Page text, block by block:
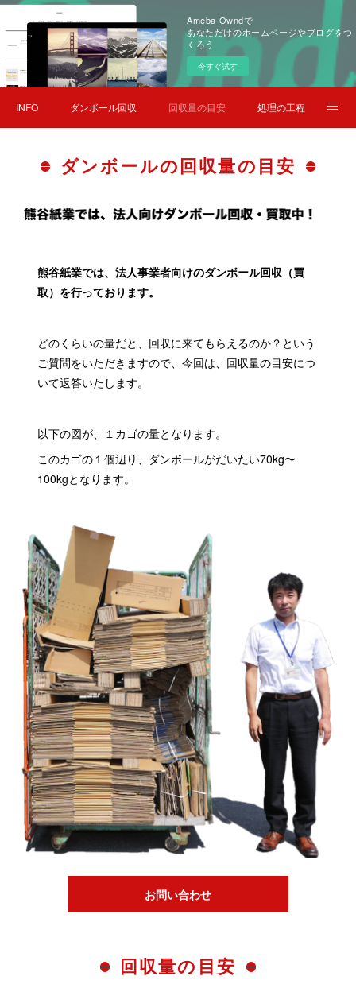
Ameba Owndで
あなただけのホームページやブログをつ
くろう
今すぐ試す
INFO ダンボール回収 回収量の目安 処理の工程
ダンボールの回収量の目安
熊谷紙業では、法人事業者向けのダンボール回収（買
取）を行っております。
どのくらいの量だと、回収に来てもらえるのか？という
ご質問をいただきますので、今回は、回収量の目安につ
いて返答いたします。
以下の図が、１カゴの量となります。
このカゴの１個辺り、ダンボールがだいたい70kg〜
100kgとなります。
お問い合わせ
回収量の目安